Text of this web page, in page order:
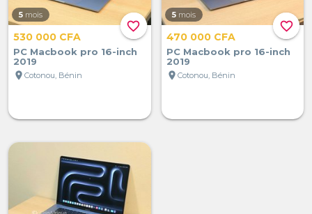
favorite_border
5 mois
530 000 CFA
PC Macbook pro 16-inch
2019
location_on Cotonou, Bénin
favorite_border
5 mois
470 000 CFA
PC Macbook pro 16-inch
2019
location_on Cotonou, Bénin